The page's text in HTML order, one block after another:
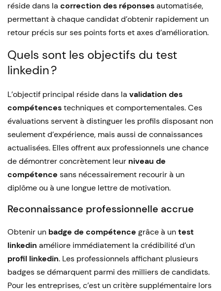
réside dans la correction des réponsesautomatisée,
permettant à chaque candidat d’obtenir rapidement un
retour précis sur ses points forts et axes d’amélioration.
Quels sont les objectifs du test
linkedin ?
L’objectif principal réside dans la validation des
compétencestechniques et comportementales. Ces
évaluations servent à distinguer les profils disposant non
seulement d’expérience, mais aussi de connaissances
actualisées. Elles offrent aux professionnels une chance
de démontrer concrètement leur niveau de
compétence sans nécessairement recourir à un
diplôme ou à une longue lettre de motivation.
Reconnaissance professionnelle accrue
Obtenir un badge de compétence grâce à untest
linkedin améliore immédiatement la crédibilité d’un
profil linkedin. Les professionnels affichant plusieurs
badges se démarquent parmi des milliers de candidats.
Pour les entreprises, c’est un critère supplémentaire lors